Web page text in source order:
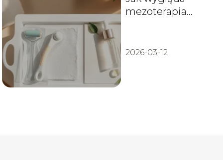
mezoterapia
i zdjęcia
2026-03-12